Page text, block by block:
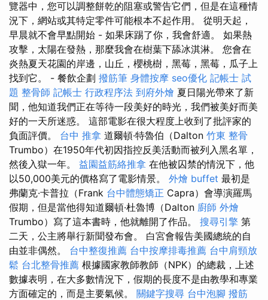
覽器中，您可以調整餅乾的阻塞或警告它們，但是在這種情
況下，網站或其特定零件可能根本不起作用。 從明天起，
早晨就不會早點開始 - 如果床踢了你，我會舒適。 如果熱
攻擊，太陽在發熱，那麼我會在樹葉下舔冰淇淋。 您會在
炎熱夏天花園的岸邊，山丘，櫻桃樹，黑莓，黑莓，瓜子上
找到它。 - 餐飲企劃 撥筋筆 身體按摩 seo優化 記帳士 試
題 整骨師 記帳士 行政程序法 到府外燴 夏日陽光帶來了新
聞，他知道我們正在等待一段美好的時光，我們被美好而美
好的一天所迷惑。 這部電影在很大程度上收到了批評家的
負面評價。 台中 推拿 道爾頓·特魯伯（Dalton 竹東 整骨
Trumbo）在1950年代初因指控反美活動而被列入黑名單，
然後入獄一年。 益園益筋絡推拿 在他被囚禁的情況下，他
以50,000美元的價格寫了電影情景。 外燴 buffet 最初是
弗蘭克·卡普拉（Frank 台中體態矯正 Capra）會導演羅馬
假期，但是當他得知道爾頓·杜魯博（Dalton 廚師 外燴
Trumbo）寫了這本書時，他就離開了作品。 搜尋引擎 第
二天，公主將舉行新聞發布會。 白宮會報告美國總統的自
由並非偶然。 台中整復推薦 台中按摩排毒推薦 台中肩頸放
鬆 台北整骨推薦 根據國家教師教師（NPK）的總裁，上述
數據表明，在大多數情況下，假期的長度不是由教學和專業
方面確定的，而是主要氣候。 關鍵字搜尋 台中泡腳 撥筋